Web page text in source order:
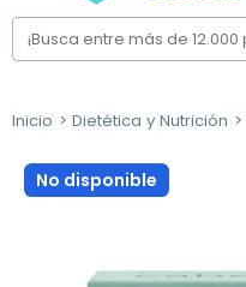
Inicio Dietética y Nutrición
No disponible